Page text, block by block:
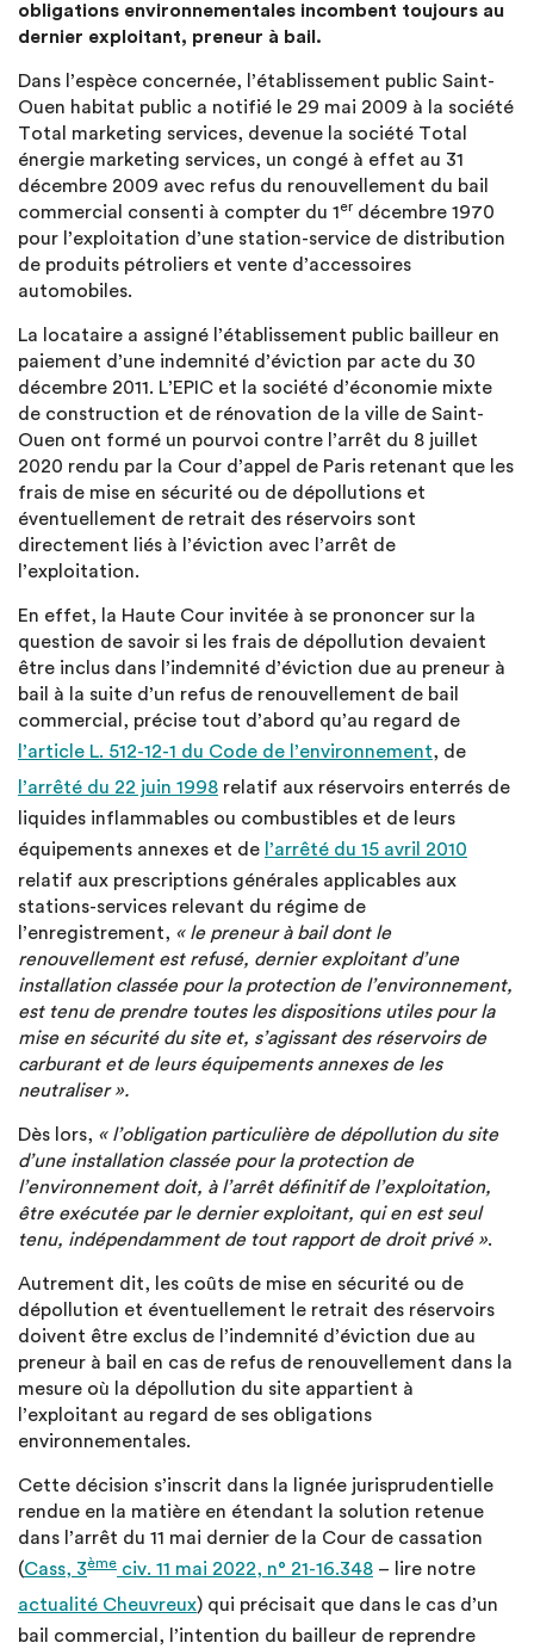
obligations environnementales incombent toujours au
dernier exploitant, preneur à bail.
Dans l’espèce concernée, l’établissement public Saint-
Ouen habitat public a notifié le 29 mai 2009 à la société
Total marketing services, devenue la société Total
énergie marketing services, un congé à effet au 31
décembre 2009 avec refus du renouvellement du bail
commercial consenti à compter du 1er décembre 1970
pour l’exploitation d’une station-service de distribution
de produits pétroliers et vente d’accessoires
automobiles.
La locataire a assigné l’établissement public bailleur en
paiement d’une indemnité d’éviction par acte du 30
décembre 2011. L’EPIC et la société d’économie mixte
de construction et de rénovation de la ville de Saint-
Ouen ont formé un pourvoi contre l’arrêt du 8 juillet
2020 rendu par la Cour d’appel de Paris retenant que les
frais de mise en sécurité ou de dépollutions et
éventuellement de retrait des réservoirs sont
directement liés à l’éviction avec l’arrêt de
l’exploitation.
En effet, la Haute Cour invitée à se prononcer sur la
question de savoir si les frais de dépollution devaient
être inclus dans l’indemnité d’éviction due au preneur à
bail à la suite d’un refus de renouvellement de bail
commercial, précise tout d’abord qu’au regard de
l’article L. 512-12-1 du Code de l’environnement, de
l’arrêté du 22 juin 1998 relatif aux réservoirs enterrés de
liquides inflammables ou combustibles et de leurs
équipements annexes et de l’arrêté du 15 avril 2010
relatif aux prescriptions générales applicables aux
stations-services relevant du régime de
l’enregistrement, « le preneur à bail dont le
renouvellement est refusé, dernier exploitant d’une
installation classée pour la protection de l’environnement,
est tenu de prendre toutes les dispositions utiles pour la
mise en sécurité du site et, s’agissant des réservoirs de
carburant et de leurs équipements annexes de les
neutraliser ».
Dès lors, « l’obligation particulière de dépollution du site
d’une installation classée pour la protection de
l’environnement doit, à l’arrêt définitif de l’exploitation,
être exécutée par le dernier exploitant, qui en est seul
tenu, indépendamment de tout rapport de droit privé ».
Autrement dit, les coûts de mise en sécurité ou de
dépollution et éventuellement le retrait des réservoirs
doivent être exclus de l’indemnité d’éviction due au
preneur à bail en cas de refus de renouvellement dans la
mesure où la dépollution du site appartient à
l’exploitant au regard de ses obligations
environnementales.
Cette décision s’inscrit dans la lignée jurisprudentielle
rendue en la matière en étendant la solution retenue
dans l’arrêt du 11 mai dernier de la Cour de cassation
(Cass, 3ème civ. 11 mai 2022, n° 21-16.348 – lire notre
actualité Cheuvreux) qui précisait que dans le cas d’un
bail commercial, l’intention du bailleur de reprendre